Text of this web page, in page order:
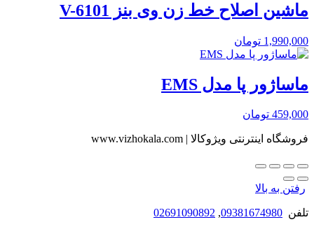
ماشین اصلاح خط زن وی بنز V-6101
1,990,000 تومان
ماساژور پا مدل EMS
459,000 تومان
فروشگاه اینترنتی ویژوکالا | www.vizhokala.com
رفتن به بالا
تلفن 09381674980
,
02691090892